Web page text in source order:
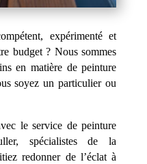
expérimenté et
budget ? Nous sommes
en matière de peinture
soyez un particulier ou
le service de peinture
spécialistes de la
redonner de l’éclat à